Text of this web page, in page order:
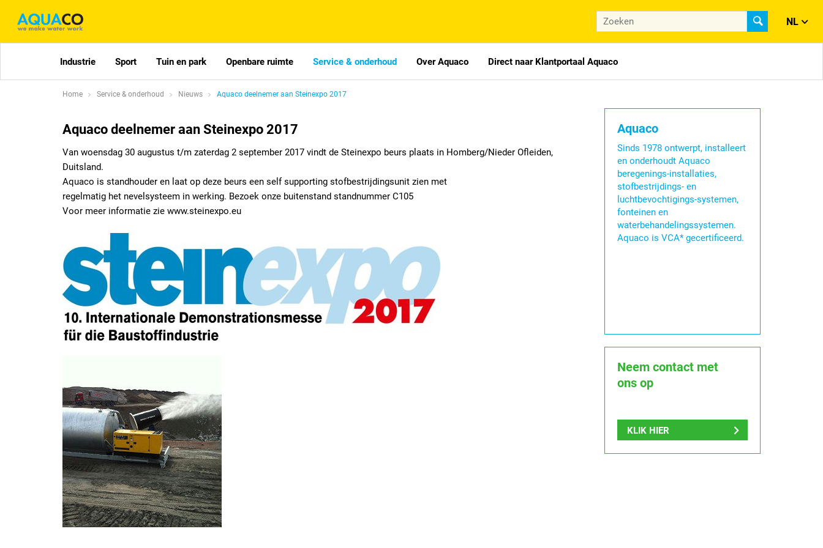
NL
Industrie Sport Tuin en park Openbare ruimte Service & onderhoud Over Aquaco Direct naar Klantportaal Aquaco
Home Service & onderhoud Nieuws Aquaco deelnemer aan Steinexpo 2017
Aquaco deelnemer aan Steinexpo 2017
Van woensdag 30 augustus t/m zaterdag 2 september 2017 vindt de Steinexpo beurs plaats in Homberg/Nieder Ofleiden,
Duitsland.
Aquaco is standhouder en laat op deze beurs een self supporting stofbestrijdingsunit zien met
regelmatig het nevelsysteem in werking. Bezoek onze buitenstand standnummer C105
Voor meer informatie zie www.steinexpo.eu
Aquaco
Sinds 1978 ontwerpt, installeert
en onderhoudt Aquaco
beregenings-installaties,
stofbestrijdings- en
luchtbevochtigings-systemen,
fonteinen en
waterbehandelingssystemen.
Aquaco is VCA* gecertificeerd.
Neem contact met
ons op
KLIK HIER